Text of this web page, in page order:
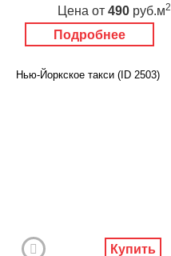
Подробнее
Цена от 490 руб.м2
Нью-Йоркское такси (ID 2503)
Купить